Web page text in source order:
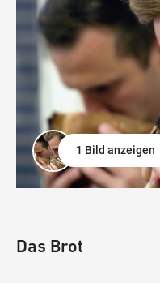
1 Bild anzeigen
Das Brot